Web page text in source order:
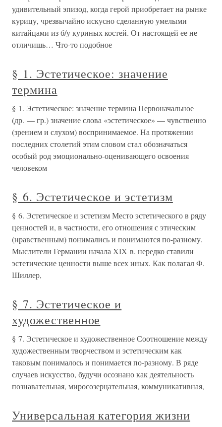
удивительный эпизод, когда герой приобретает на рынке
курицу, чрезвычайно искусно сделанную умелыми
китайцами из б/у куриных костей. От настоящей ее не
отличишь… Что-то подобное
§ 1. Эстетическое: значение
термина
§ 1. Эстетическое: значение термина Первоначальное
(др. — гр.) значение слова «эстетическое» — чувственно
(зрением и слухом) воспринимаемое. На протяжении
последних столетий этим словом стал обозначаться
особый род эмоционально-оценивающего освоения
человеком
§ 6. Эстетическое и эстетизм
§ 6. Эстетическое и эстетизм Место эстетического в ряду
ценностей и, в частности, его отношения с этическим
(нравственным) понимались и понимаются по-разному.
Мыслители Германии начала XIX в. нередко ставили
эстетические ценности выше всех иных. Как полагал Ф.
Шиллер,
§ 7. Эстетическое и
художественное
§ 7. Эстетическое и художественное Соотношение между
художественным творчеством и эстетическим как
таковым понималось и понимается по-разному. В ряде
случаев искусство, будучи осознано как деятельность
познавательная, миросозерцательная, коммуникативная,
Универсальная категория жизни